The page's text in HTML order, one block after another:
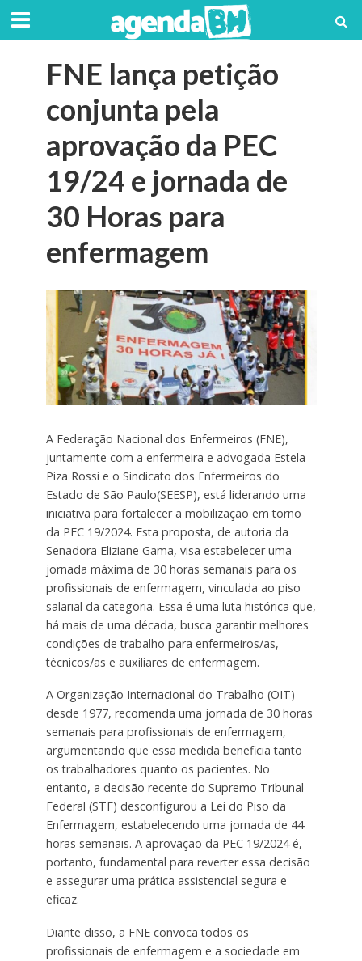
FNE lança petição
conjunta pela
aprovação da PEC
19/24 e jornada de
30 Horas para
enfermagem
A Federação Nacional dos Enfermeiros (FNE),
juntamente com a enfermeira e advogada Estela
Piza Rossi e o Sindicato dos Enfermeiros do
Estado de São Paulo(SEESP), está liderando uma
iniciativa para fortalecer a mobilização em torno
da PEC 19/2024. Esta proposta, de autoria da
Senadora Eliziane Gama, visa estabelecer uma
jornada máxima de 30 horas semanais para os
profissionais de enfermagem, vinculada ao piso
salarial da categoria. Essa é uma luta histórica que,
há mais de uma década, busca garantir melhores
condições de trabalho para enfermeiros/as,
técnicos/as e auxiliares de enfermagem.
A Organização Internacional do Trabalho (OIT)
desde 1977, recomenda uma jornada de 30 horas
semanais para profissionais de enfermagem,
argumentando que essa medida beneficia tanto
os trabalhadores quanto os pacientes. No
entanto, a decisão recente do Supremo Tribunal
Federal (STF) desconfigurou a Lei do Piso da
Enfermagem, estabelecendo uma jornada de 44
horas semanais. A aprovação da PEC 19/2024 é,
portanto, fundamental para reverter essa decisão
e assegurar uma prática assistencial segura e
eficaz.
Diante disso, a FNE convoca todos os
profissionais de enfermagem e a sociedade em